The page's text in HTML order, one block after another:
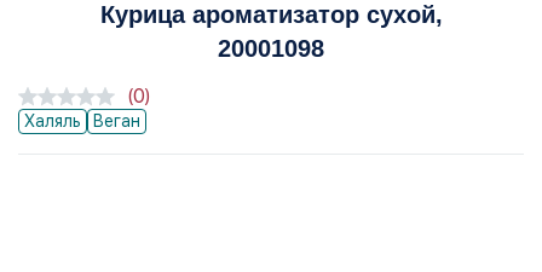
Курица ароматизатор сухой,
20001098
Халяль Веган
(0)